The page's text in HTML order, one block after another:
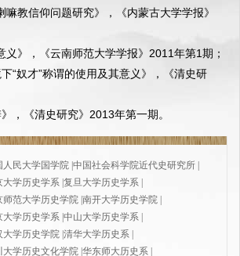
教信仰问题研究》，《内蒙古大学学报》
义》，《云南师范大学学报》2011年第1期；
“奴才”称谓的使用及其意义》，《清史研
，《清史研究》2013年第一期。
人民大学国学院 中国社会科学院近代史研究所
大学历史学系 复旦大学历史学系
师范大学历史学院 南开大学历史学院
大学历史学系 中山大学历史学系
大学历史学院 清华大学历史系
大学历史文化学院 华东师大历史系